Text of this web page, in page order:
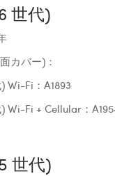
世代)
カバー)：
Wi-Fi：A1893
Wi-Fi + Cellular：
世代)